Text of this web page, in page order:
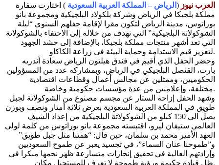
العرب نيوز ( الرياض – المملكة العربية السعودية ) اختارت سفارة
مملكة بلجيكا في الرياض وشركة بلكولاد البلجيكية ومجموعة بانو
بوراتوس، مدينة الرياض لتكون مقرا لإقامة حفلهم السنوي “ليلة
الشوكولاتة البلجيكية” التي تهدف من خلاله إلى الاحتفاء بالشوكولاتة
التي تعد أشهر منتجات مملكة بلجيكا، بالإضافة إلى حشد الجهود
لتعزيز قيم الاستدامة وحماية البيئة في زراعة الكاكاو.
وحضر الحفل الذي أقيم في فندق هيلتون الرياض سعادة أندريه
بارت، القنصل البلجيكي في الرياض، وبمشاركة عدد من المسؤولين
الحكوميين، وممثلين عن مجالس أعمال وقطاعات اقتصادية
مختلفة، وإعلاميين من عدة مؤسسات حكومية وخاصة.
وشهد الحفل إزاحة الستار عن مجسم مصنوع من الشوكولاتة لجبل
طويق في المملكة العربية السعودية بعرض ثلاثة أمتار ونصف وبوزن
يصل الى 150 كبلو من الشوكولاتة البلجيكية من إعداد الشيف
العالمي ستيفان ليرو، اقتبسته مجموعة بانو بوراتوس من كلمة لولي
العهد الأمير محمد بن سلمان، حين قال: “همتنا مثل جبل طويق”
و”طموحنا عنان السماء”، في تجسيد يعبر عن طموح السعوديين
وإرادتهم العالية في تحقيق إنجازات متسارعة ظهر نجمها مبكرا في
ظل قيادة حكيمة ورؤية طموحة لا تعرف للمستحيل مكان.